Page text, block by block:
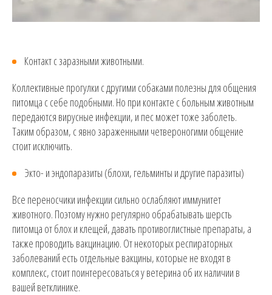
Контакт с заразными животными.
Коллективные прогулки с другими собаками полезны для общения
питомца с себе подобными. Но при контакте с больным животным
передаются вирусные инфекции, и пес может тоже заболеть.
Таким образом, с явно зараженными четвероногими общение
стоит исключить.
Экто- и эндопаразиты (блохи, гельминты и другие паразиты)
Все переносчики инфекции сильно ослабляют иммунитет
животного. Поэтому нужно регулярно обрабатывать шерсть
питомца от блох и клещей, давать противоглистные препараты, а
также проводить вакцинацию. От некоторых респираторных
заболеваний есть отдельные вакцины, которые не входят в
комплекс, стоит поинтересоваться у ветерина об их наличии в
вашей ветклинике.